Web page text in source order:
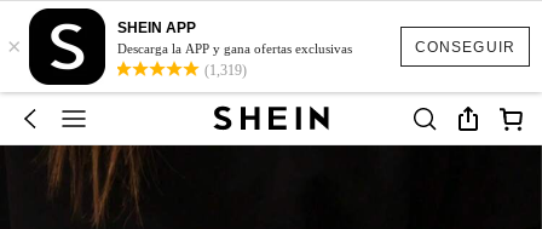
CONSEGUIR
×
SHEIN APP
Descarga la APP y gana ofertas exclusivas
(1,319)